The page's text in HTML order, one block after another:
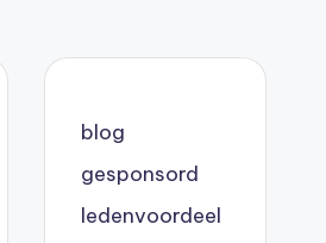
blog
gesponsord
ledenvoordeel